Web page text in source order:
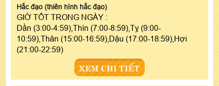
Hắc đạo (thiên hình hắc đạo)
GIỜ TỐT TRONG NGÀY :
Dần (3:00-4:59),Thìn (7:00-8:59),Tỵ (9:00-
10:59),Thân (15:00-16:59),Dậu (17:00-18:59),Hợi
(21:00-22:59)
XEM CHI TIẾT